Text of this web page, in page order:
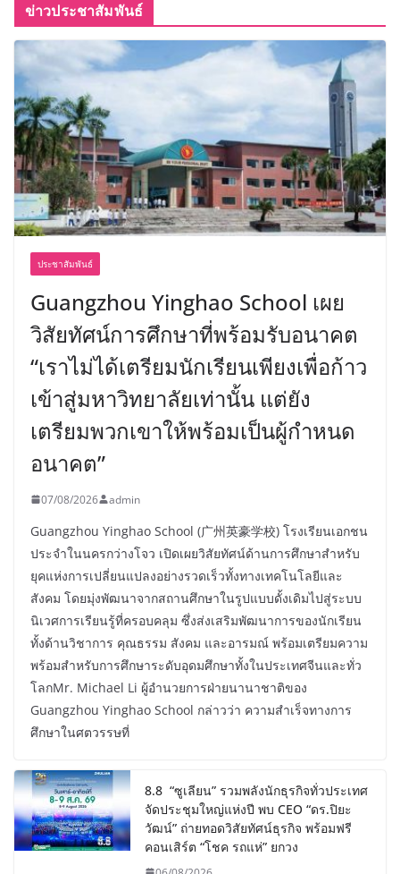
ข่าวประชาสัมพันธ์
ประชาสัมพันธ์
Guangzhou Yinghao School เผย
วิสัยทัศน์การศึกษาที่พร้อมรับอนาคต
“เราไม่ได้เตรียมนักเรียนเพียงเพื่อก้าว
เข้าสู่มหาวิทยาลัยเท่านั้น แต่ยัง
เตรียมพวกเขาให้พร้อมเป็นผู้กำหนด
อนาคต”
07/08/2026 admin
Guangzhou Yinghao School (广州英豪学校) โรงเรียนเอกชน
ประจำในนครกว่างโจว เปิดเผยวิสัยทัศน์ด้านการศึกษาสำหรับ
ยุคแห่งการเปลี่ยนแปลงอย่างรวดเร็วทั้งทางเทคโนโลยีและ
สังคม โดยมุ่งพัฒนาจากสถานศึกษาในรูปแบบดั้งเดิมไปสู่ระบบ
นิเวศการเรียนรู้ที่ครอบคลุม ซึ่งส่งเสริมพัฒนาการของนักเรียน
ทั้งด้านวิชาการ คุณธรรม สังคม และอารมณ์ พร้อมเตรียมความ
พร้อมสำหรับการศึกษาระดับอุดมศึกษาทั้งในประเทศจีนและทั่ว
โลกMr. Michael Li ผู้อำนวยการฝ่ายนานาชาติของ
Guangzhou Yinghao School กล่าวว่า ความสำเร็จทางการ
ศึกษาในศตวรรษที่
8.8 “ซูเลียน” รวมพลังนักธุรกิจทั่วประเทศ
จัดประชุมใหญ่แห่งปี พบ CEO “ดร.ปิยะ
วัฒน์” ถ่ายทอดวิสัยทัศน์ธุรกิจ พร้อมฟรี
คอนเสิร์ต “โชค รถแห่” ยกวง